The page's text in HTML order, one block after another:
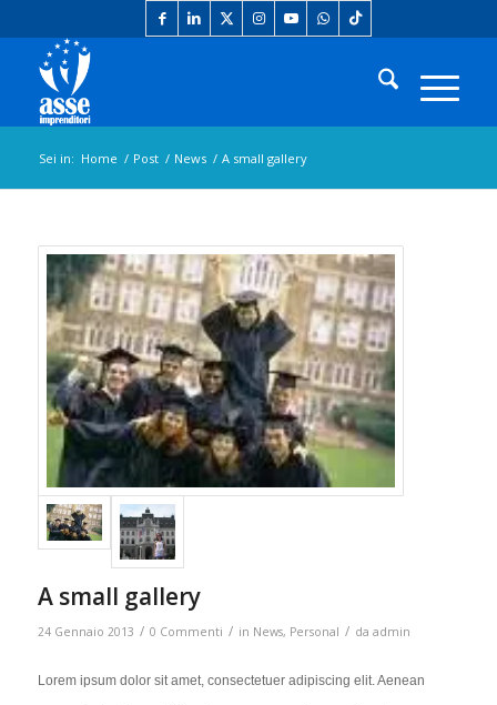
Sei in: Home / Post / News / A small gallery
A small gallery
24 Gennaio 2013 / 0 Commenti / in News, Personal / da admin
Lorem ipsum dolor sit amet, consectetuer adipiscing elit. Aenean